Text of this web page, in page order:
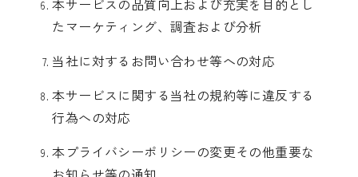
たマーケティング、調査および分析
当社に対するお問い合わせ等への対応
本サービスに関する当社の規約等に違反する
行為への対応
本プライバシーポリシーの変更その他重要な